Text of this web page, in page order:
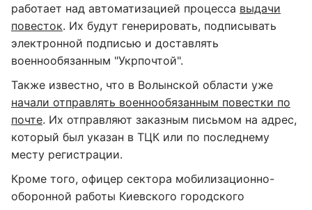
работает над автоматизацией процесса выдачи
повесток. Их будут генерировать, подписывать
электронной подписью и доставлять
военнообязанным "Укрпочтой".
Также известно, что в Волынской области уже
начали отправлять военнообязанным повестки по
почте. Их отправляют заказным письмом на адрес,
который был указан в ТЦК или по последнему
месту регистрации.
Кроме того, офицер сектора мобилизационно-
оборонной работы Киевского городского